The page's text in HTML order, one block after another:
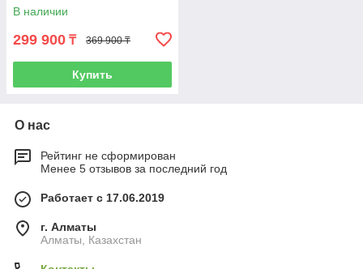
В наличии
299 900 ₸ 369 900 ₸
Купить
О нас
Рейтинг не сформирован
Менее 5 отзывов за последний год
Работает с 17.06.2019
г. Алматы
Алматы, Казахстан